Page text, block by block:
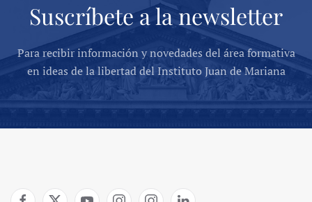
Suscríbete a la newsletter
Para recibir información y novedades del área formativa
en ideas de la libertad del Instituto Juan de Mariana